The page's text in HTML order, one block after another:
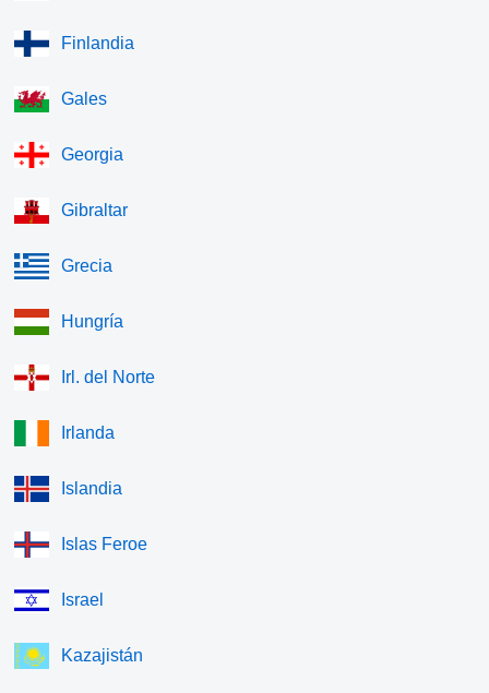
Finlandia
Gales
Georgia
Gibraltar
Grecia
Hungría
Irl. del Norte
Irlanda
Islandia
Islas Feroe
Israel
Kazajistán